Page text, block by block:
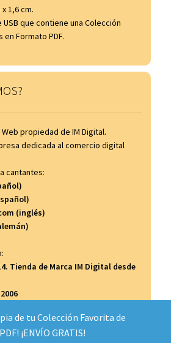
de tu Colección Favorita de
¡ENVÍO GRATIS!
1,6 cm.
que contiene una Colección
Formato PDF.
Web propiedad de IM Digital.
dedicada al comercio digital
cantantes:
(inglés)
Tienda de Marca IM Digital desde